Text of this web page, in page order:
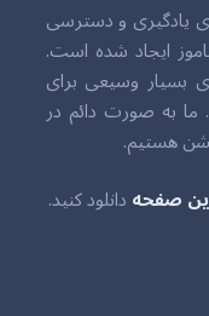
یادگیری و دسترسی
ایجاد شده است.
بسیار وسیعی برای
ما به صورت دائم در
هستیم.
صفحهدانلود کنید.